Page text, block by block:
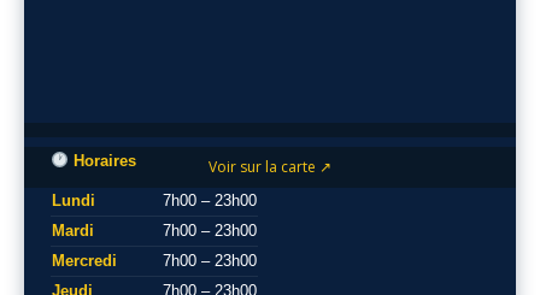
Voir sur la carte ↗
Horaires
Lundi
7h00 – 23h00
Mardi
7h00 – 23h00
Mercredi
7h00 – 23h00
Jeudi
7h00 – 23h00